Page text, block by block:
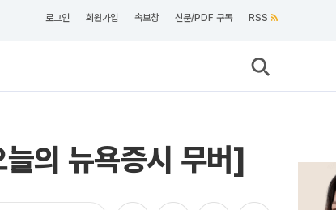
로그인 회원가입 속보창 신문/PDF 구독 RSS
의 뉴욕증시 무버]